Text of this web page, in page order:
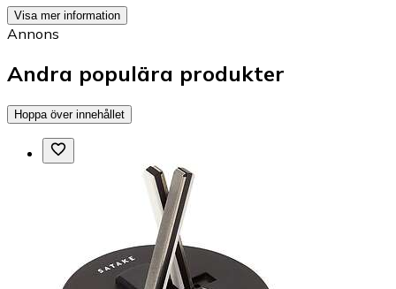
Visa mer information
Annons
Andra populära produkter
Hoppa över innehållet